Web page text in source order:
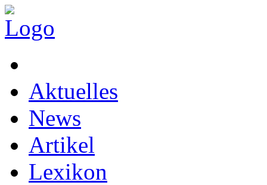
Aktuelles
News
Artikel
Lexikon